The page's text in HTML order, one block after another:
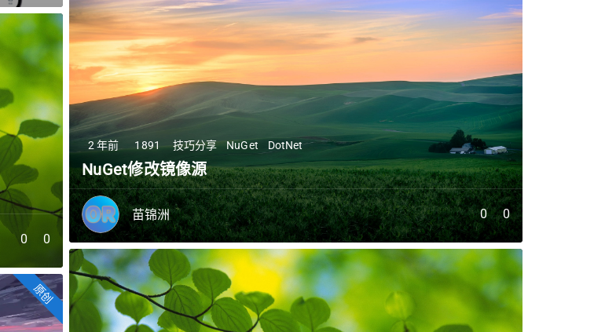
0 0
原创
2 年前 1891 技巧分享 NuGet DotNet
NuGet修改镜像源
苗锦洲 0 0